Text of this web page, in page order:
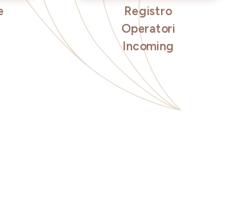
Registro
Operatori
Incoming